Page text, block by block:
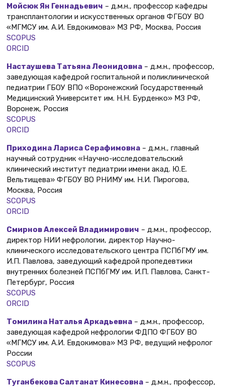
Мойсюк Ян Геннадьевич – д.м.н., профессор кафедры
трансплантологии и искусственных органов ФГБОУ ВО
«МГМСУ им. А.И. Евдокимова» МЗ РФ, Москва, Россия
SCOPUS
ORCID
Настаушева Татьяна Леонидовна – д.м.н., профессор,
заведующая кафедрой госпитальной и поликлинической
педиатрии ГБОУ ВПО «Воронежский Государственный
Медицинский Университет им. Н.Н. Бурденко» МЗ РФ,
Воронеж, Россия
SCOPUS
ORCID
Приходина Лариса Серафимовна – д.м.н., главный
научный сотрудник «Научно-исследовательский
клинический институт педиатрии имени акад. Ю.Е.
Вельтищева» ФГБОУ ВО РНИМУ им. Н.И. Пирогова,
Москва, Россия
SCOPUS
ORCID
Смирнов Алексей Владимирович – д.м.н., профессор,
директор НИИ нефрологии, директор Научно-
клинического исследовательского центра ПСПбГМУ им.
И.П. Павлова, заведующий кафедрой пропедевтики
внутренних болезней ПСПбГМУ им. И.П. Павлова, Санкт-
Петербург, Россия
SCOPUS
ORCID
Томилина Наталья Аркадьевна – д.м.н., профессор,
заведующая кафедрой нефрологии ФДПО ФГБОУ ВО
«МГМСУ им. А.И. Евдокимова» МЗ РФ, ведущий нефролог
России
SCOPUS
Туганбекова Салтанат Кинесовна – д.м.н., профессор,